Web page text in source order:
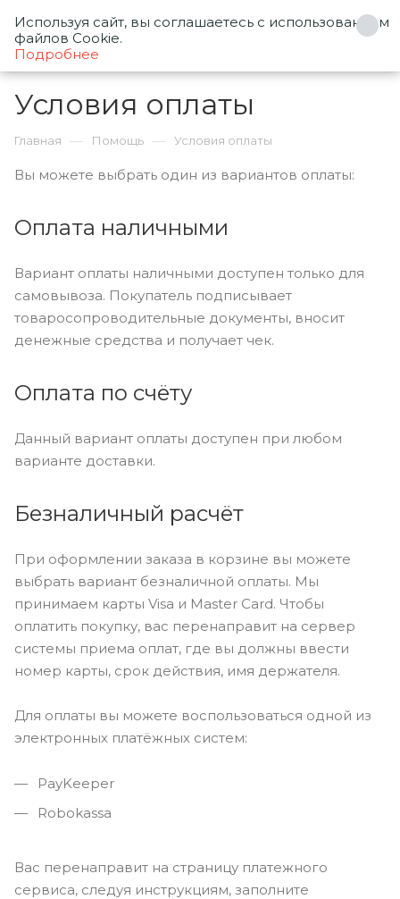
0
Условия оплаты
Главная — Помощь — Условия оплаты
Вы можете выбрать один из вариантов оплаты:
Оплата наличными
Вариант оплаты наличными доступен только для
самовывоза. Покупатель подписывает
товаросопроводительные документы, вносит
денежные средства и получает чек.
Оплата по счёту
Данный вариант оплаты доступен при любом
варианте доставки.
Безналичный расчёт
При оформлении заказа в корзине вы можете
выбрать вариант безналичной оплаты. Мы
принимаем карты Visa и Master Card. Чтобы
оплатить покупку, вас перенаправит на сервер
системы приема оплат, где вы должны ввести
номер карты, срок действия, имя держателя.
Для оплаты вы можете воспользоваться одной из
электронных платёжных систем:
PayKeeper
Robokassa
Вас перенаправит на страницу платежного
сервиса, следуя инструкциям, заполните
Используя сайт, вы соглашаетесь с использованием
файлов Cookie.
Подробнее